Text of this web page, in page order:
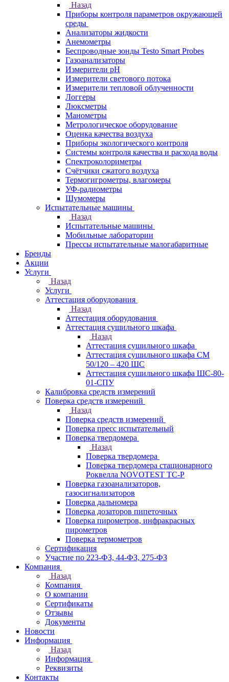
Назад
Приборы контроля параметров окружающей
среды
Анализаторы жидкости
Анемометры
Беспроводные зонды Testo Smart Probes
Газоанализаторы
Измерители pH
Измерители светового потока
Измерители тепловой облученности
Логгеры
Люксметры
Манометры
Метрологическое оборудование
Оценка качества воздуха
Приборы экологического контроля
Системы контроля качества и расхода воды
Спектроколориметры
Счётчики сжатого воздуха
Термогигрометры, влагомеры
УФ-радиометры
Шумомеры
Испытательные машины
Назад
Испытательные машины
Мобильные лаборатории
Прессы испытательные малогабаритные
Бренды
Акции
Услуги
Назад
Услуги
Аттестация оборудования
Назад
Аттестация оборудования
Аттестация сушильного шкафа
Назад
Аттестация сушильного шкафа
Аттестация сушильного шкафа СМ
50/120 – 420 ШС
Аттестация сушильного шкафа ШС-80-
01-СПУ
Калибровка средств измерений
Поверка средств измерений
Назад
Поверка средств измерений
Поверка пресс испытательный
Поверка твердомера
Назад
Поверка твердомера
Поверка твердомера стационарного
Роквелла NOVOTEST TС-Р
Поверка газоанализаторов,
газосигнализаторов
Поверка дальномера
Поверка дозаторов пипеточных
Поверка пирометров, инфракрасных
пирометров
Поверка термометров
Сертификация
Участие по 223-ФЗ, 44-ФЗ, 275-ФЗ
Компания
Назад
Компания
О компании
Сертификаты
Отзывы
Документы
Новости
Информация
Назад
Информация
Реквизиты
Контакты